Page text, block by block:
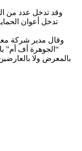
وقد تدخل عدد من
تدخل أعوان
وقال مدير شركة
“الجوهرة أف أم”
بالمعرض ولا